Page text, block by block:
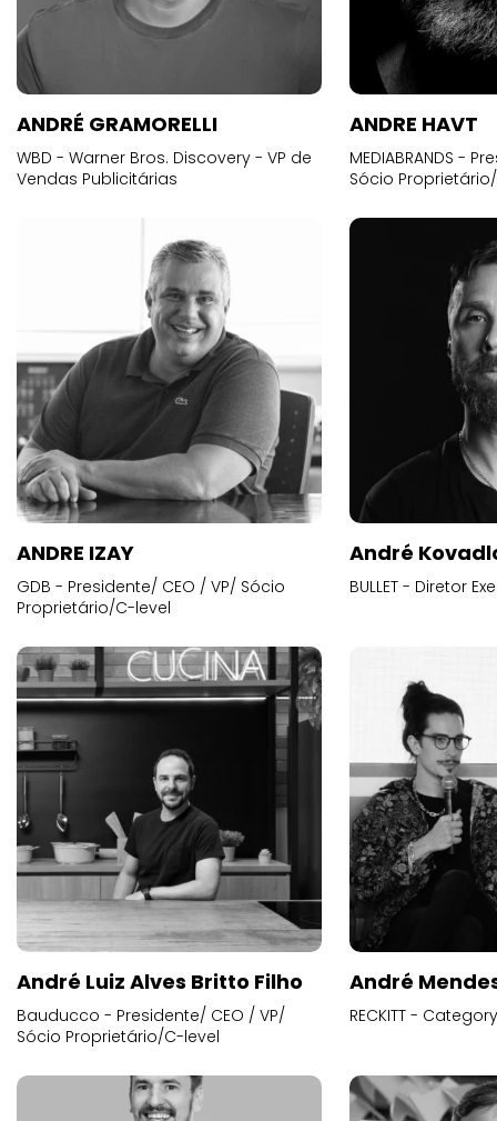
ANDRÉ GRAMORELLI
WBD - Warner Bros. Discovery - VP de
Vendas Publicitárias
ANDRE HAVT
MEDIABRANDS -
Sócio
ANDRE IZAY
GDB - Presidente/ CEO / VP/ Sócio
Proprietário/C-level
André
BULLET - Diretor
André Luiz Alves Britto Filho
Bauducco - Presidente/ CEO / VP/
Sócio Proprietário/C-level
André
RECKITT -